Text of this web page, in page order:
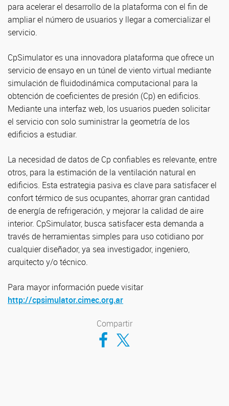
para acelerar el desarrollo de la plataforma con el fin de
ampliar el número de usuarios y llegar a comercializar el
servicio.
CpSimulator es una innovadora plataforma que ofrece un
servicio de ensayo en un túnel de viento virtual mediante
simulación de fluidodinámica computacional para la
obtención de coeficientes de presión (Cp) en edificios.
Mediante una interfaz web, los usuarios pueden solicitar
el servicio con solo suministrar la geometría de los
edificios a estudiar.
La necesidad de datos de Cp confiables es relevante, entre
otros, para la estimación de la ventilación natural en
edificios. Esta estrategia pasiva es clave para satisfacer el
confort térmico de sus ocupantes, ahorrar gran cantidad
de energía de refrigeración, y mejorar la calidad de aire
interior. CpSimulator, busca satisfacer esta demanda a
través de herramientas simples para uso cotidiano por
cualquier diseñador, ya sea investigador, ingeniero,
arquitecto y/o técnico.
Para mayor información puede visitar
http://cpsimulator.cimec.org.ar
Compartir
Compartir en Facebook
Compartir en Twitter